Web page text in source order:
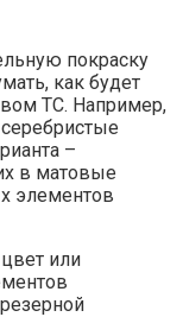
покраску
как будет
ТС. Например,
–
в матовые
элементов
или